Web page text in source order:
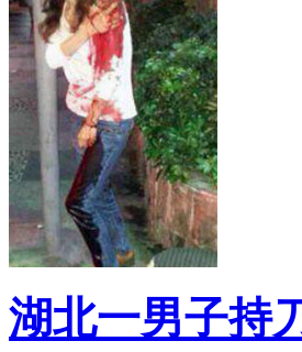
湖北一男子持